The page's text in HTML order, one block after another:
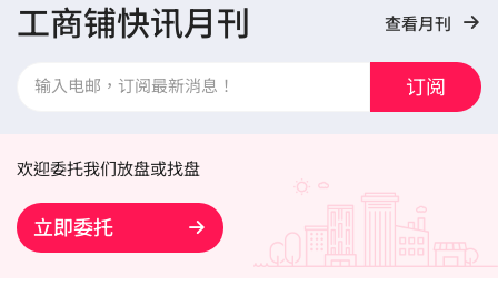
工商铺快讯月刊 查看月刊
订阅
欢迎委托我们放盘或找盘
立即委托